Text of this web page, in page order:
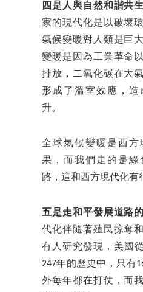
四是人與自然和諧共
家的現代化是以破壞
氣候變暖對人類是巨
變暖是因為工業革命
排放，二氧化碳在大
形成了溫室效應，造
升。
全球氣候變暖是西方
果，而我們走的是綠
路，這和西方現代化有
五是走和平發展道路
代化伴隨著殖民掠奪
有人研究發現，美國
247年的歷史中，只有
外每年都在打仗，而